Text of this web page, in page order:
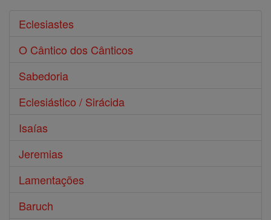
Eclesiastes
O Cântico dos Cânticos
Sabedoria
Eclesiástico / Sirácida
Isaías
Jeremias
Lamentações
Baruch